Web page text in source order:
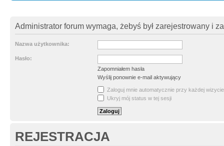
Administrator forum wymaga, żebyś był zarejestrowany i
Nazwa użytkownika:
Hasło:
Zapomniałem hasła
Wyślij ponownie e-mail aktywujący
Zaloguj mnie automatycznie przy każdej wizycie
Ukryj mój status w tej sesji
REJESTRACJA